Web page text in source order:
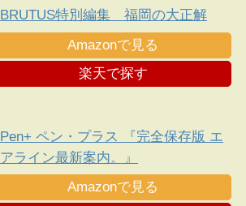
BRUTUS特別編集 福岡の大正解
Amazonで見る
楽天で探す
Pen+ ペン・プラス 『完全保存版 エ
アライン最新案内。』
Amazonで見る